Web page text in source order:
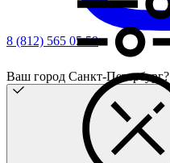
8 (812) 565 05 59
Ваш город Санкт-Петербург?